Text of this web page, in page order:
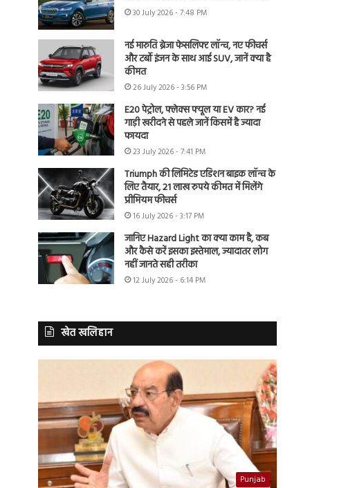
30 July 2026 - 7:48 PM
नई मारुति ब्रेजा फेसलिफ्ट लॉन्च, नए फीचर्स
और टर्बो इंजन के साथ आई SUV, जानें क्या है
कीमत
26 July 2026 - 3:56 PM
E20 पेट्रोल, फ्लेक्स फ्यूल या EV कार? नई
गाड़ी खरीदने से पहले जानें किसमें है ज्यादा
फायदा
23 July 2026 - 7:41 PM
Triumph की लिमिटेड एडिशन बाइक लॉन्च के
लिए तैयार, 21 लाख रुपये कीमत में मिलेंगे
प्रीमियम फीचर्स
16 July 2026 - 3:17 PM
जानिए Hazard Light का क्या काम है, कब
और कैसे करें इसका इस्तेमाल, ज्यादातर लोग
नहीं जानते सही तरीका
12 July 2026 - 6:14 PM
खेत खलिहान
Punjab